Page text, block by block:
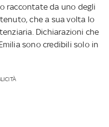
raccontate da uno degli
che a sua volta lo
Dichiarazioni che
sono credibili solo in